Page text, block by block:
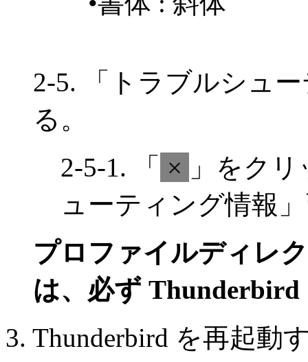
2-5. 「トラブルシュ
る。
2-5-1. 「
×
」をク
ューティング情報
プロファイルディレ
は、必ず
3. Thunderbird を再起動